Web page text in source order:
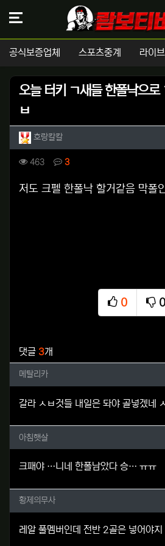
공식보증업체 스포츠중계 라이
오늘 터키 ㄱ새들 한폴낙으
ㅂ
작성자 정보
호랑칼칼작성
컨텐츠 정보
463조회 3댓글
본문
저도 크펠 한폴낙 할거같음 막폴
0
추천
0
댓글 3개
메탈리카님의 댓글
메탈리카
갈라 ㅅㅂ것들 내일은 돠야 골넣겠네
아침햇살님의 댓글
아침햇살
크패야 …니네 한폴남았다 승… ㅠㅠ
황제의무사님의 댓글
황제의무사
레알 풀멤버인데 전반 2골은 넣어야지